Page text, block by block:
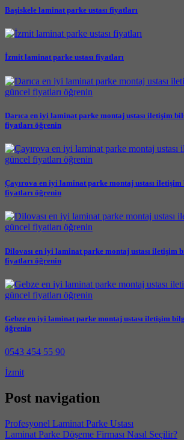
Başiskele laminat parke ustası fiyatları
İzmit laminat parke ustası fiyatları
Darıca en iyi laminat parke montaj ustası iletişim
fiyatları öğrenin
Çayırova en iyi laminat parke montaj ustası
fiyatları öğrenin
Dilovası en iyi laminat parke montaj ustası iletişim
fiyatları öğrenin
Gebze en iyi laminat parke montaj ustası iletişim
öğrenin
0543 454 55 90
İzmit
Post navigation
Profesyonel Laminat Parke Ustası
Laminat Parke Döşeme Firması Nasıl Seçilir?